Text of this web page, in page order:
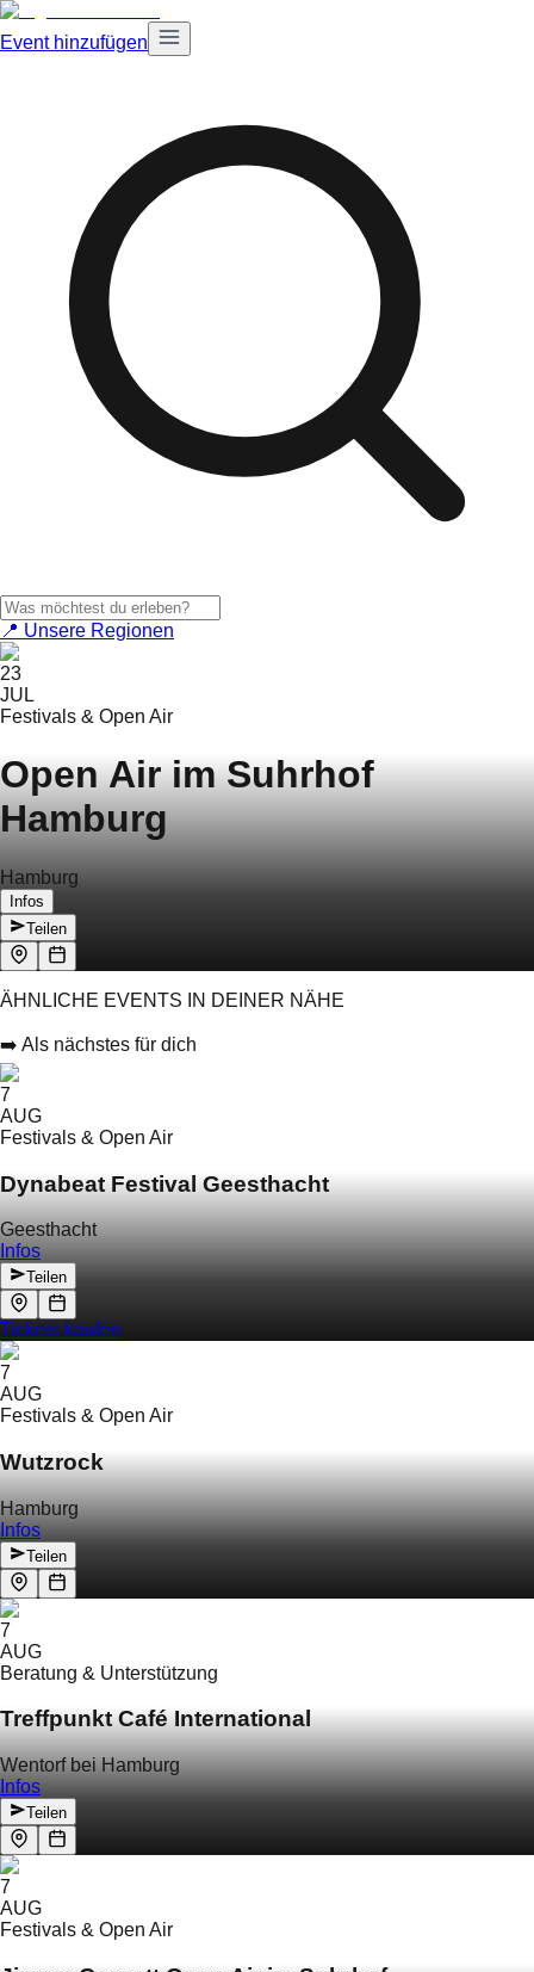
Event hinzufügen
📍 Unsere Regionen
23
JUL
Festivals & Open Air
Open Air im Suhrhof
Hamburg
Hamburg
Infos
Teilen
ÄHNLICHE EVENTS IN DEINER NÄHE
➡️ Als nächstes für dich
7
AUG
Festivals & Open Air
Dynabeat Festival Geesthacht
Geesthacht
Infos
Teilen
Tickets kaufen
7
AUG
Festivals & Open Air
Wutzrock
Hamburg
Infos
Teilen
7
AUG
Beratung & Unterstützung
Treffpunkt Café International
Wentorf bei Hamburg
Infos
Teilen
7
AUG
Festivals & Open Air